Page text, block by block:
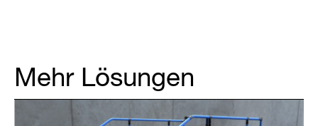
Mehr Lösungen
Partner Login